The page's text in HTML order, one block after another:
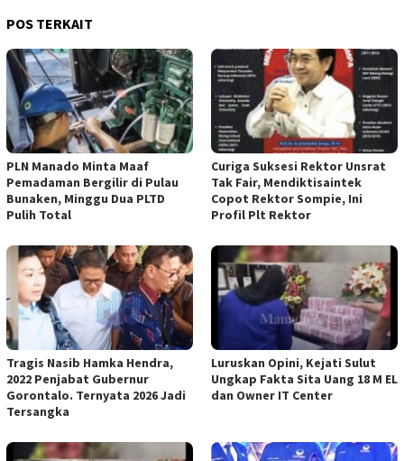
POS TERKAIT
PLN Manado Minta Maaf
Pemadaman Bergilir di Pulau
Bunaken, Minggu Dua PLTD
Pulih Total
Curiga Suksesi Rektor Unsrat
Tak Fair, Mendiktisaintek
Copot Rektor Sompie, Ini
Profil Plt Rektor
Tragis Nasib Hamka Hendra,
2022 Penjabat Gubernur
Gorontalo. Ternyata 2026 Jadi
Tersangka
Luruskan Opini, Kejati Sulut
Ungkap Fakta Sita Uang 18 M EL
dan Owner IT Center